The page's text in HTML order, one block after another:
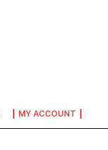
MY ACCOUNT